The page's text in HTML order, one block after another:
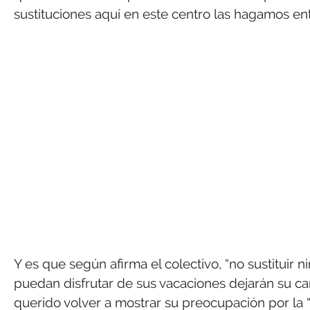
sustituciones aquí en este centro las hagamos
Y es que según afirma el colectivo, “no sustituir
puedan disfrutar de sus vacaciones dejarán su
querido volver a mostrar su preocupación por la